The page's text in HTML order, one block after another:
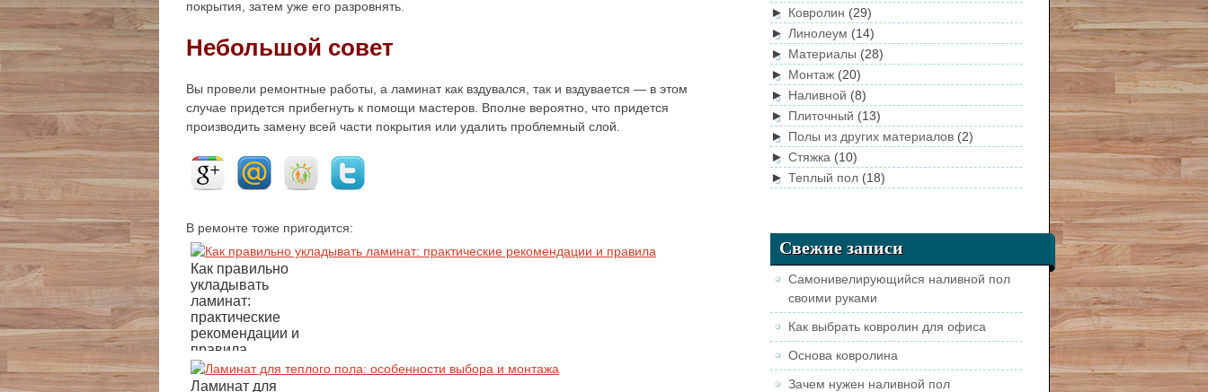
покрытия, затем уже его разровнять.
Небольшой совет
Вы провели ремонтные работы, а ламинат как вздувался, так и вздувается — в этом
случае придется прибегнуть к помощи мастеров. Вполне вероятно, что придется
производить замену всей части покрытия или удалить проблемный слой.
В ремонте тоже пригодится:
Как правильно
укладывать
ламинат:
практические
рекомендации и
правила
Ламинат для
► Ковролин (29)
► Линолеум (14)
► Материалы (28)
► Монтаж(20)
► Наливной (8)
► Плиточный (13)
► Полы из других материалов(2)
► Стяжка (10)
► Теплый пол(18)
Свежие записи
Самонивелирующийся наливной пол
своими руками
Как выбрать ковролин для офиса
Основа ковролина
Зачем нужен наливной пол